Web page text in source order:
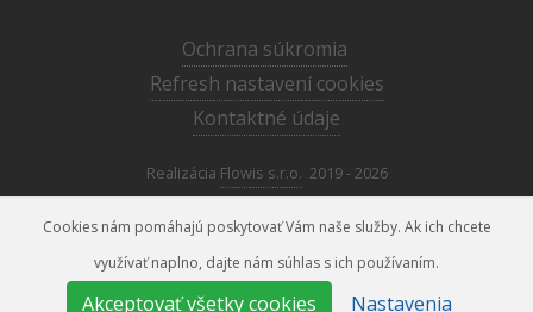
Ochrana súkromia
Refresh nastavení cookies
Kontaktné údaje
Realizácia Flowis s.r.o. 2019 - 2026
Cookies nám pomáhajú poskytovať Vám naše služby. Ak ich chcete
využívať naplno, dajte nám súhlas s ich používaním.
Akceptovať všetky cookies Nastavenia